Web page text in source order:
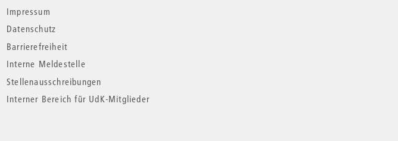
Impressum
Datenschutz
Barrierefreiheit
Interne Meldestelle
Stellenausschreibungen
Interner Bereich für UdK-Mitglieder